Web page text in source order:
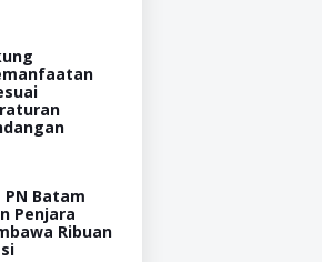
Batam
Penjara
Ribuan